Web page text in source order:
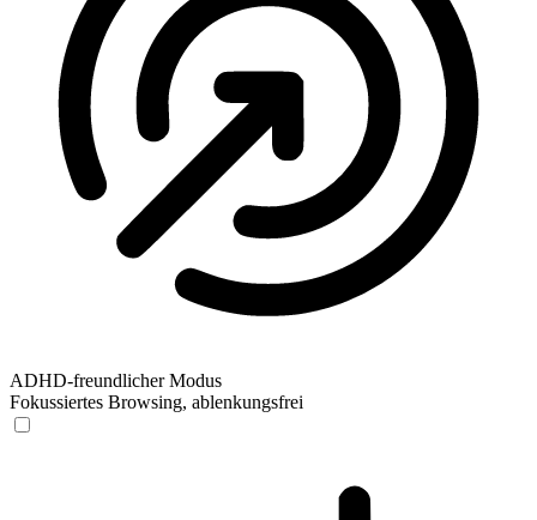
ADHD-freundlicher Modus
Fokussiertes Browsing, ablenkungsfrei